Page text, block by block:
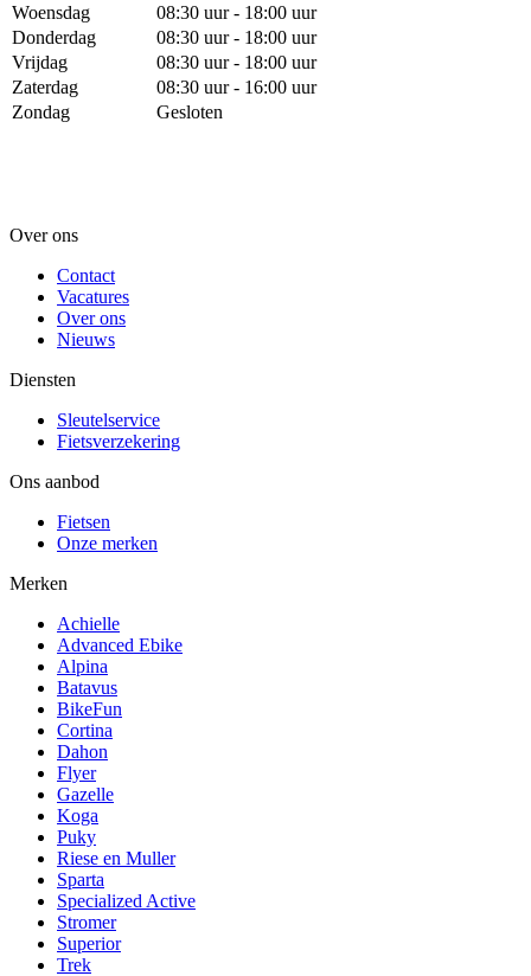
Woensdag
08:30 uur - 18:00 uur
Donderdag
08:30 uur - 18:00 uur
Vrijdag
08:30 uur - 18:00 uur
Zaterdag
08:30 uur - 16:00 uur
Zondag
Gesloten
Over ons
Contact
Vacatures
Over ons
Nieuws
Diensten
Sleutelservice
Fietsverzekering
Ons aanbod
Fietsen
Onze merken
Merken
Achielle
Advanced Ebike
Alpina
Batavus
BikeFun
Cortina
Dahon
Flyer
Gazelle
Koga
Puky
Riese en Muller
Sparta
Specialized Active
Stromer
Superior
Trek